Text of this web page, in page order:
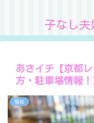
子なし夫
あさイチ【京都
方・駐車場情報！
情報